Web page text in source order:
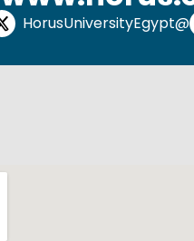
@HorusUniversityEgypt